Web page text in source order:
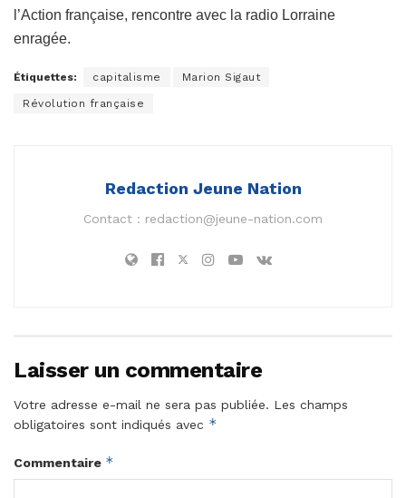
l’Action française, rencontre avec la radio Lorraine
enragée.
Étiquettes: capitalisme Marion Sigaut
Révolution française
Redaction Jeune Nation
Contact : redaction@jeune-nation.com
Laisser un commentaire
Votre adresse e-mail ne sera pas publiée. Les champs
obligatoires sont indiqués avec *
Commentaire *